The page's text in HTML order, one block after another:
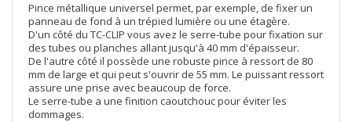
Pince métallique universel permet, par exemple, de fixer un
panneau de fond à un trépied lumière ou une étagère.
D'un côté du TC-CLIP vous avez le serre-tube pour fixation sur
des tubes ou planches allant jusqu'à 40 mm d'épaisseur.
De l'autre côté il possède une robuste pince à ressort de 80
mm de large et qui peut s'ouvrir de 55 mm. Le puissant ressort
assure une prise avec beaucoup de force.
Le serre-tube a une finition caoutchouc pour éviter les
dommages.